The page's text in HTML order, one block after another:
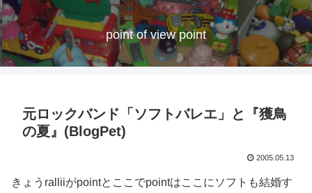
point of view point
元ロックバンド「ソフトバレエ」と『獲鳥
の夏』(BlogPet)
2005.05.13
きょうralliiがpointとここでpointはここにソフトも結婚す